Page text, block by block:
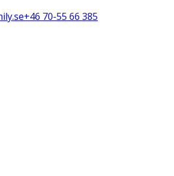
+46 70-55 66 385